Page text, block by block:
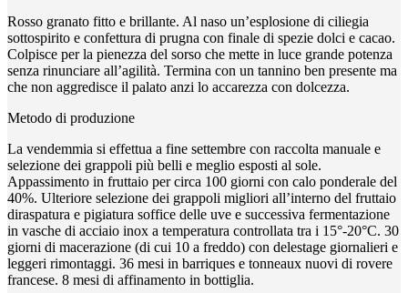
Rosso granato fitto e brillante. Al naso un’esplosione di ciliegia
sottospirito e confettura di prugna con finale di spezie dolci e cacao.
Colpisce per la pienezza del sorso che mette in luce grande potenza
senza rinunciare all’agilità. Termina con un tannino ben presente ma
che non aggredisce il palato anzi lo accarezza con dolcezza.
Metodo di produzione
La vendemmia si effettua a fine settembre con raccolta manuale e
selezione dei grappoli più belli e meglio esposti al sole.
Appassimento in fruttaio per circa 100 giorni con calo ponderale del
40%. Ulteriore selezione dei grappoli migliori all’interno del fruttaio
diraspatura e pigiatura soffice delle uve e successiva fermentazione
in vasche di acciaio inox a temperatura controllata tra i 15°-20°C. 30
giorni di macerazione (di cui 10 a freddo) con delestage giornalieri e
leggeri rimontaggi. 36 mesi in barriques e tonneaux nuovi di rovere
francese. 8 mesi di affinamento in bottiglia.